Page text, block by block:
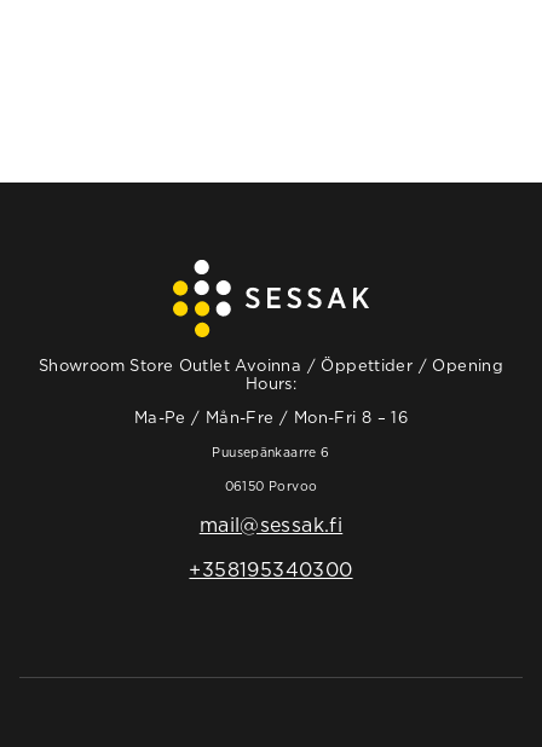
Showroom Store Outlet Avoinna / Öppettider / Opening
Hours:
Ma-Pe / Mån-Fre / Mon-Fri 8 – 16
Puusepänkaarre 6
06150 Porvoo
mail@sessak.fi
+358195340300